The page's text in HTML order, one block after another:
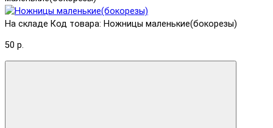
На складе Код товара: Ножницы маленькие(бокорезы)
50 р.